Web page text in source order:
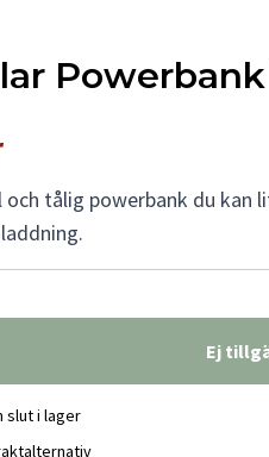
tålig powerbank du kan
Ej
slut i lager